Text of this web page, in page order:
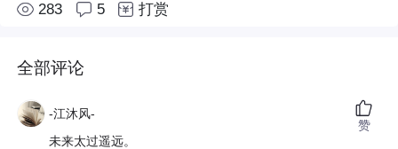
283 5 打赏
全部评论
-江沐风-
未来太过遥远。
赞